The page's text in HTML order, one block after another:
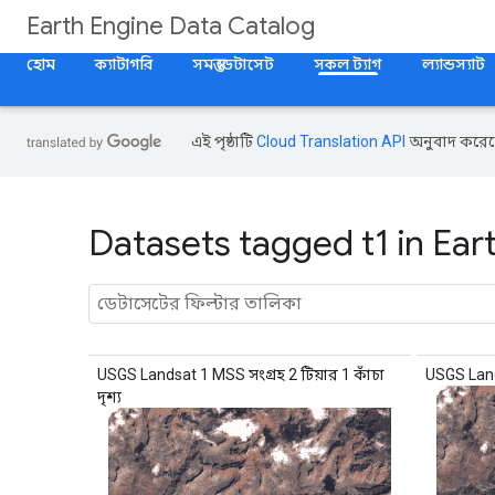
Earth Engine Data Catalog
হোম
ক্যাটাগরি সমস্ত ডেটাসেট সকল ট্যাগ ল্যান্ডস্যাট
এই পৃষ্ঠাটিCloud Translation API অনুবাদ
Datasets tagged t1 in
USGS Landsat 1 MSS সংগ্রহ 2 টিয়ার 1 কাঁচা
দৃশ্য
USGS